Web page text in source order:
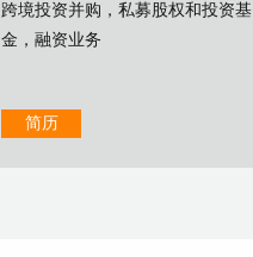
跨境投资并购，私募股权和投资基
金，融资业务
简历